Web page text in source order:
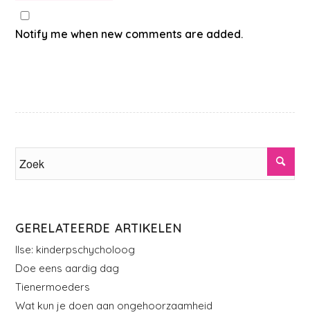
Notify me when new comments are added.
GERELATEERDE ARTIKELEN
Ilse: kinderpschycholoog
Doe eens aardig dag
Tienermoeders
Wat kun je doen aan ongehoorzaamheid